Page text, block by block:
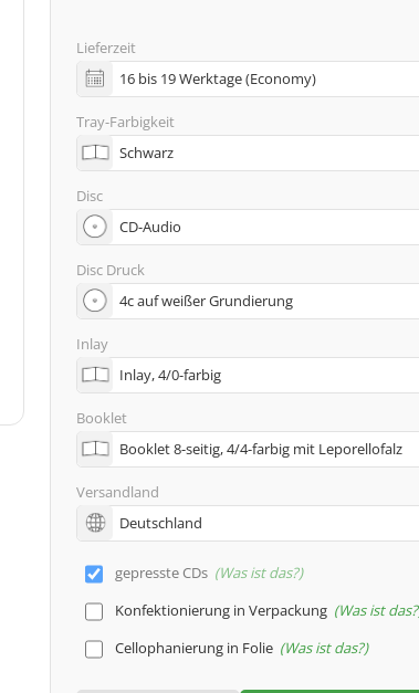
Lieferzeit
Tray-Farbigkeit
Disc
Disc Druck
Inlay
Booklet
Versandland
gepresste CDs Was ist das?
Konfektionierung in Verpackung Was ist das?
Cellophanierung in Folie Was ist das?